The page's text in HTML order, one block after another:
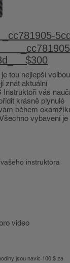
_cc781905
$300
tou nejlepší volbou
znát aktuální
Instruktoři vás naučí
krásně plynulé
během
vybavení je
instruktora
video
jsou navíc 100 $ za